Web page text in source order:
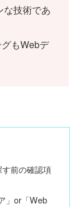
な技術であ
グもWebデ
前の確認項
」or「Web